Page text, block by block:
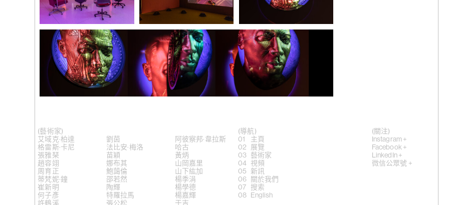
(259) 黃炳，《吹哨
人》，2024
(258) 陶輝，《辛
苦》，2023
展覽現場
“楊嘉輝：Silver Moon or
Golden Star, Which Will You Buy
of Me?”，斯瑪特美術館，
2019年。攝影：Michael
Tropea
展覽現場
“楊嘉輝：Silver Moon or
Golden Star, Which Will You Buy
of Me?”，斯瑪特美術館，
2019年。攝影：Michael
Tropea
展覽現場
“楊嘉輝：Silver Moon or
Golden Star, Which Will You Buy
of Me?”，斯瑪特美術館，
2019年。攝影：Michael
Tropea
(藝術家)
艾域克·柏達
格雷斯·卡尼
張雅琹
趙容翊
周育正
蒂梵妮·鐘
崔新明
何子彥
許鶴溪
劉茵
法比安·梅洛
苗穎
娜布其
鮑藹倫
邵若然
陶輝
特羅拉馬
張公松
阿彼察邦·韋拉斯
哈古
黃炳
山岡嘉里
山下紘加
楊季涓
楊學德
楊嘉輝
于吉
(導航)
主頁
展覽
藝術家
視頻
新訊
關於我們
搜索
English
(關注)
Instagram +
Facebook +
LinkedIn +
微信公眾號 +